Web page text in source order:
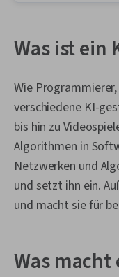
Was ist ein
Wie
verschiedene KI-
bis hin zu
Algorithmen in
Netzwerken und
und setzt ihn ein.
und macht sie für
Was